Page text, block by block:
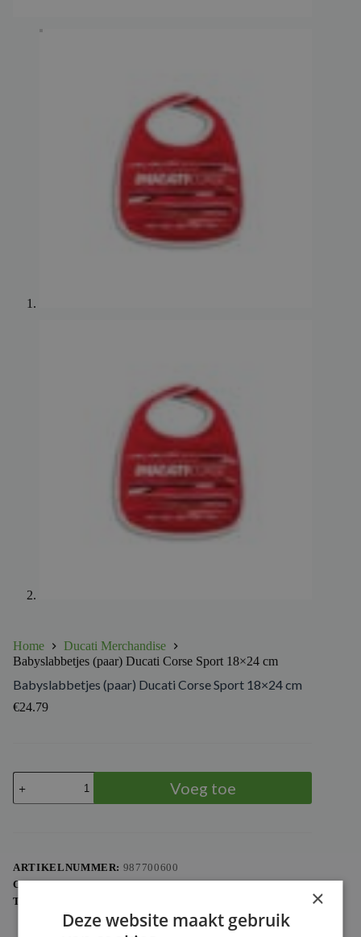
Home
Ducati Merchandise
Babyslabbetjes (paar) Ducati Corse Sport 18×24 cm
Babyslabbetjes (paar) Ducati Corse Sport 18×24 cm
€24.79
Babyslabbetjes
(paar)
Ducati
aantal
Voeg toe
ARTIKELNUMMER: 987700600
CATEGORIE:DUCATI MERCHANDISE
TAG:
×
Deze website maakt gebruik